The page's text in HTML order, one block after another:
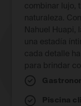
combinar lujo,
naturaleza.
Nahuel Huapi,
una estadía
cada detalle
para brindar
Piscina